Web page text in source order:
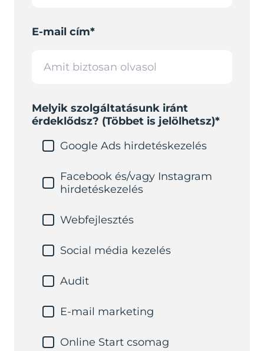
E-mail cím*
Melyik szolgáltatásunk iránt
érdeklődsz? (Többet is jelölhetsz)*
Google Ads hirdetéskezelés
Facebook és/vagy Instagram
hirdetéskezelés
Webfejlesztés
Social média kezelés
Audit
E-mail marketing
Online Start csomag